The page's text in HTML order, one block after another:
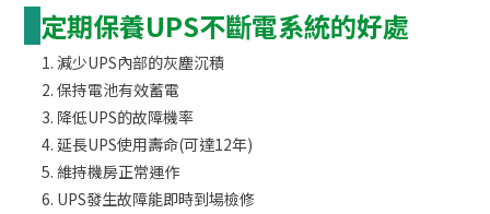
定期保養UPS不斷電系統的好處
減少UPS內部的灰塵沉積
保持電池有效蓄電
降低UPS的故障機率
延長UPS使用壽命(可達12年)
維持機房正常運作
UPS發生故障能即時到場檢修